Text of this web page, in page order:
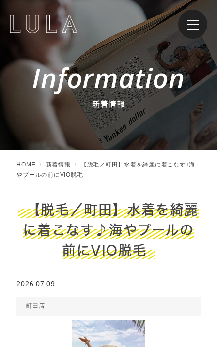
Information
新着情報
HOME 新着情報
【脱毛／町田】水着を綺麗に着こなす♪海
やプールの前にVIO脱毛
【脱毛／町田】水着を綺麗
に着こなす♪海やプールの
前にVIO脱毛
2026.07.09
町田店